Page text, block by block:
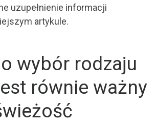
uzupełnienie informacji
artykule.
wybór rodzaju
równie ważny